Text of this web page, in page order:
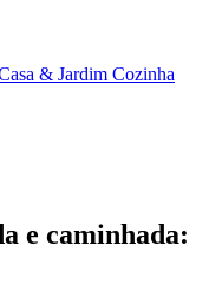
& Jardim Cozinha
e caminhada: